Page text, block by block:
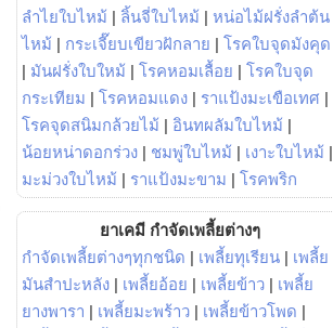
ลำไยใบไหม้ | ลิ้นจี่ใบไหม้ | หน่อไม้ฝรั่งลำต้น
ไหม้ | กระเจี๊ยบเขียวฝักลาย | โรคใบจุดมังคุด
| มันฝรั่งใบใหม้ | โรคหอมเลื้อย | โรคใบจุด
กระเทียม | โรคหอมแดง | ราแป้งมะเขือเทศ |
โรคจุดสนิมกล้วยไม้ | อินทผลัมใบไหม้ |
น้อยหน่าดอกร่วง | ชมพู่ใบไหม้ | เงาะใบไหม้ |
มะม่วงใบไหม้ | ราแป้งมะขาม | โรคพริก
ยาเคมี กำจัดเพลี้ยต่างๆ
กำจัดเพลี้ยต่างๆทุกชนิด | เพลี้ยทุเรียน | เพลี้ย
มันสำปะหลัง | เพลี้ยอ้อย | เพลี้ยข้าว | เพลี้ย
ยางพารา | เพลี้ยมะพร้าว | เพลี้ยข้าวโพด |